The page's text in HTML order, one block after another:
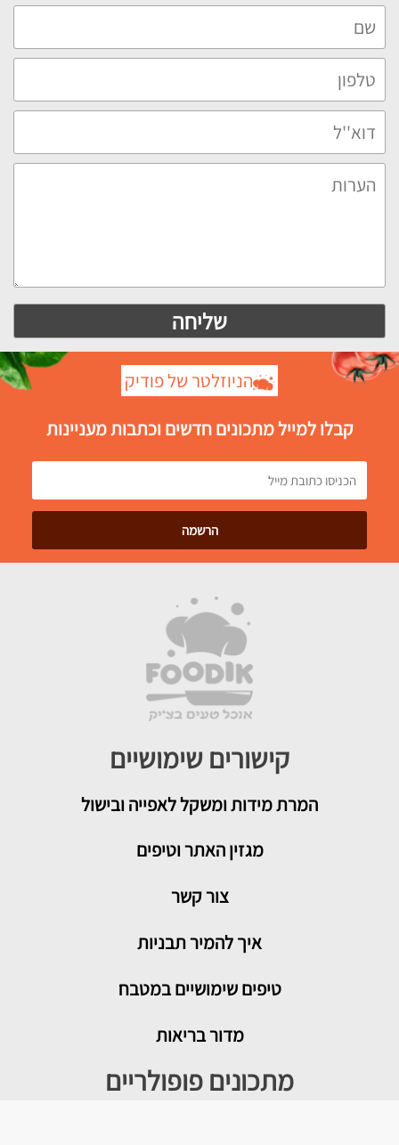
הניוזלטר של פודיק
קבלו למייל מתכונים חדשים וכתבות מעניינות
קישורים שימושיים
המרת מידות ומשקל לאפייה ובישול
מגזין האתר וטיפים
צור קשר
איך להמיר תבניות
טיפים שימושיים במטבח
מדור בריאות
מתכונים פופולריים